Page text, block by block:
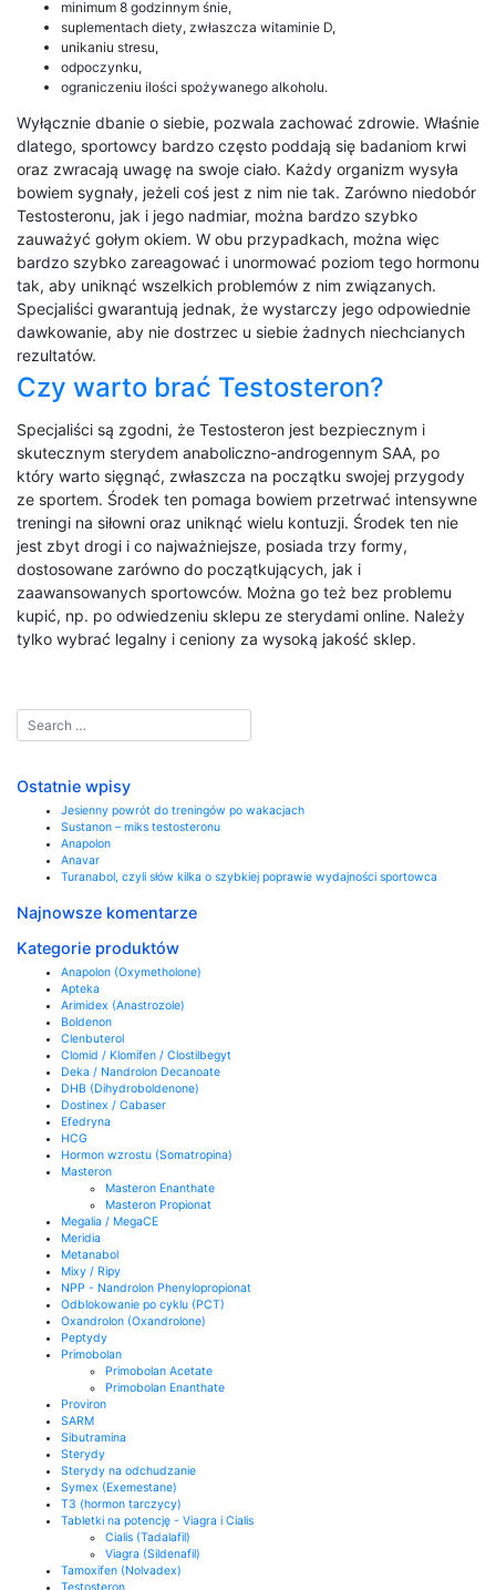
minimum 8 godzinnym śnie,
suplementach diety, zwłaszcza witaminie D,
unikaniu stresu,
odpoczynku,
ograniczeniu ilości spożywanego alkoholu.
Wyłącznie dbanie o siebie, pozwala zachować zdrowie. Właśnie
dlatego, sportowcy bardzo często poddają się badaniom krwi
oraz zwracają uwagę na swoje ciało. Każdy organizm wysyła
bowiem sygnały, jeżeli coś jest z nim nie tak. Zarówno niedobór
Testosteronu, jak i jego nadmiar, można bardzo szybko
zauważyć gołym okiem. W obu przypadkach, można więc
bardzo szybko zareagować i unormować poziom tego hormonu
tak, aby uniknąć wszelkich problemów z nim związanych.
Specjaliści gwarantują jednak, że wystarczy jego odpowiednie
dawkowanie, aby nie dostrzec u siebie żadnych niechcianych
rezultatów.
Czy warto brać Testosteron?
Specjaliści są zgodni, że Testosteron jest bezpiecznym i
skutecznym sterydem anaboliczno-androgennym SAA, po
który warto sięgnąć, zwłaszcza na początku swojej przygody
ze sportem. Środek ten pomaga bowiem przetrwać intensywne
treningi na siłowni oraz uniknąć wielu kontuzji. Środek ten nie
jest zbyt drogi i co najważniejsze, posiada trzy formy,
dostosowane zarówno do początkujących, jak i
zaawansowanych sportowców. Można go też bez problemu
kupić, np. po odwiedzeniu sklepu ze sterydami online. Należy
tylko wybrać legalny i ceniony za wysoką jakość sklep.
Ostatnie wpisy
Jesienny powrót do treningów po wakacjach
Sustanon – miks testosteronu
Anapolon
Anavar
Turanabol, czyli słów kilka o szybkiej poprawie wydajności sportowca
Najnowsze komentarze
Kategorie produktów
Anapolon (Oxymetholone)
Apteka
Arimidex (Anastrozole)
Boldenon
Clenbuterol
Clomid / Klomifen / Clostilbegyt
Deka / Nandrolon Decanoate
DHB (Dihydroboldenone)
Dostinex / Cabaser
Efedryna
HCG
Hormon wzrostu (Somatropina)
Masteron
Masteron Enanthate
Masteron Propionat
Megalia / MegaCE
Meridia
Metanabol
Mixy / Ripy
NPP - Nandrolon Phenylopropionat
Odblokowanie po cyklu (PCT)
Oxandrolon (Oxandrolone)
Peptydy
Primobolan
Primobolan Acetate
Primobolan Enanthate
Proviron
SARM
Sibutramina
Sterydy
Sterydy na odchudzanie
Symex (Exemestane)
T3 (hormon tarczycy)
Tabletki na potencję - Viagra i Cialis
Cialis (Tadalafil)
Viagra (Sildenafil)
Tamoxifen (Nolvadex)